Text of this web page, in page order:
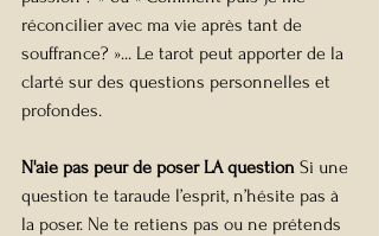
réconcilier avec ma vie après tant de
souffrance? »... Le tarot peut apporter de la
clarté sur des questions personnelles et
profondes.
N'aie pas peur de poser LA question Si une
question te taraude l’esprit, n’hésite pas à
la poser. Ne te retiens pas ou ne prétends